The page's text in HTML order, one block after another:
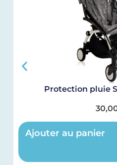
Protection pluie
Ajouter au panier